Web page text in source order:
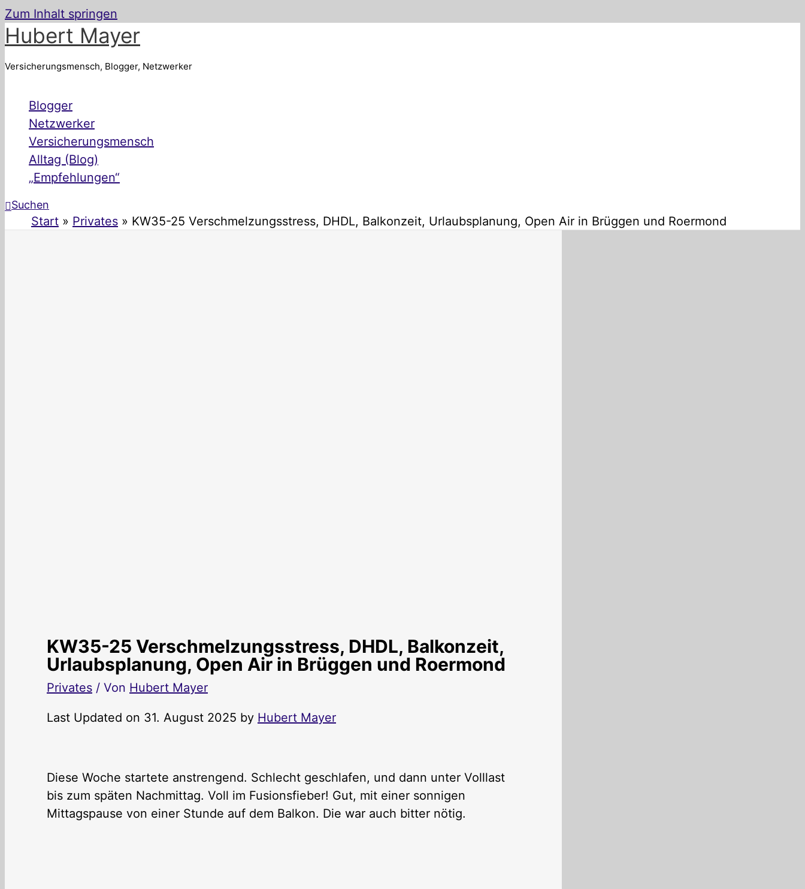
Zum Inhalt springen
Hubert Mayer
Versicherungsmensch, Blogger, Netzwerker
Blogger
Netzwerker
Versicherungsmensch
Alltag (Blog)
„Empfehlungen“
Suchen
Start Privates KW35-25 Verschmelzungsstress, DHDL, Balkonzeit, Urlaubsplanung, Open Air in Brüggen und Roermond
KW35-25 Verschmelzungsstress, DHDL, Balkonzeit,
Urlaubsplanung, Open Air in Brüggen und Roermond
Privates / Von Hubert Mayer
Last Updated on 31. August 2025 by Hubert Mayer
Diese Woche startete anstrengend. Schlecht geschlafen, und dann unter Volllast
bis zum späten Nachmittag. Voll im Fusionsfieber! Gut, mit einer sonnigen
Mittagspause von einer Stunde auf dem Balkon. Die war auch bitter nötig.